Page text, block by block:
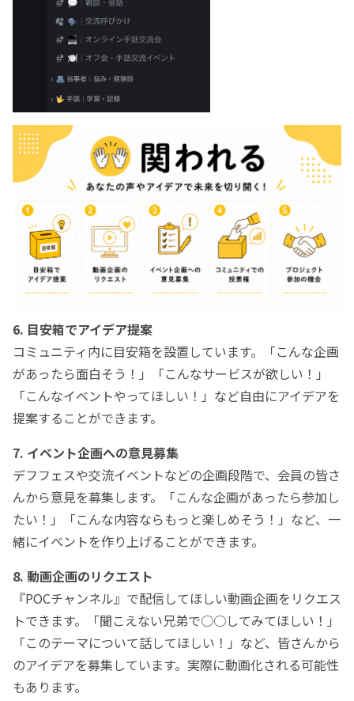
6. 目安箱でアイデア提案
コミュニティ内に目安箱を設置しています。「こんな企画
があったら面白そう！」「こんなサービスが欲しい！」
「こんなイベントやってほしい！」など自由にアイデアを
提案することができます。
7. イベント企画への意見募集
デフフェスや交流イベントなどの企画段階で、会員の皆さ
んから意見を募集します。「こんな企画があったら参加し
たい！」「こんな内容ならもっと楽しめそう！」など、一
緒にイベントを作り上げることができます。
8. 動画企画のリクエスト
『POCチャンネル』で配信してほしい動画企画をリクエス
トできます。「聞こえない兄弟で○○してみてほしい！」
「このテーマについて話してほしい！」など、皆さんから
のアイデアを募集しています。実際に動画化される可能性
もあります。